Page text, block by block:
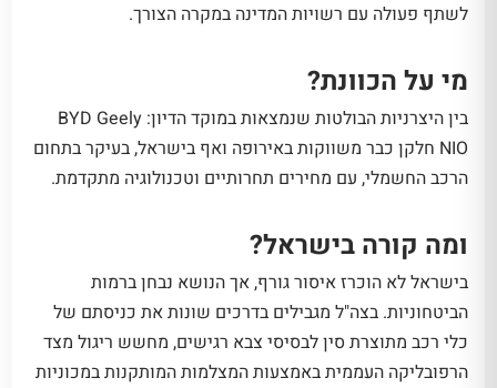
לשתף פעולה עם רשויות המדינה במקרה הצורך.
מי על הכוונת?
בין היצרניות הבולטות שנמצאות במוקד הדיון: BYD Geely
NIO חלקן כבר משווקות באירופה ואף בישראל, בעיקר בתחום
הרכב החשמלי, עם מחירים תחרותיים וטכנולוגיה מתקדמת.
ומה קורה בישראל?
בישראל לא הוכרז איסור גורף, אך הנושא נבחן ברמות
הביטחוניות. בצה"ל מגבילים בדרכים שונות את כניסתם של
כלי רכב מתוצרת סין לבסיסי צבא רגישים, מחשש ריגול מצד
הרפובליקה העממית באמצעות המצלמות המותקנות במכוניות